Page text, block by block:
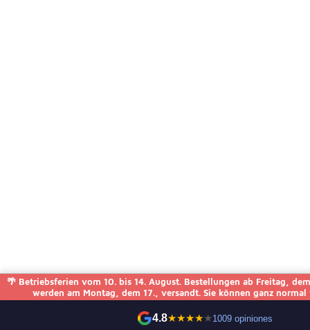
🌴 Betriebsferien vom 10. bis 14. August. Bestellungen ab Freitag,
werden am Montag, dem 17., versandt. Sie können ganz
4.8★★★★★1009 opiniones